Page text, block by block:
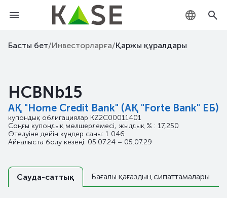
KZ
Басты бет/Инвесторларға/Қаржы құралдары
HCBNb15
АҚ "Home Credit Bank" (АҚ "Forte Bank" ЕБ)
купондық облигациялар KZ2C00011401
Соңғы купондық мөлшерлемесі, жылдық % : 17,250
Өтелуіне дейін күндер саны: 1 046
Айналыста болу кезеңі: 05.07.24 – 05.07.29
Сауда-саттық Бағалы қағаздың сипаттамалары